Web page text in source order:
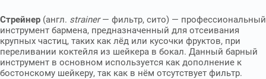
Стрейнер (англ. strainer— фильтр, сито) — профессиональный
инструмент бармена, предназначенный для отсеивания
крупных частиц, таких как лёд или кусочки фруктов, при
переливании коктейля из шейкера в бокал. Данный барный
инструмент в основном используется как дополнение к
бостонскому шейкеру, так как в нём отсутствует фильтр.